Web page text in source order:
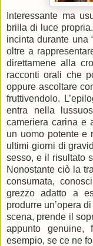
Interessante ma
brilla di luce
incinta durante una
oltre a
direttamene alla
racconti orali che
oppure ascoltare
fruttivendolo.
entra nella
cameriera carina e
un uomo potente e
ultimi giorni di
sesso, e il risultato
Nonostante ciò la
consumata,
grezzo adatto a
produrre un’opera
scena, prende il
appunto genuine,
esempio, se ce ne